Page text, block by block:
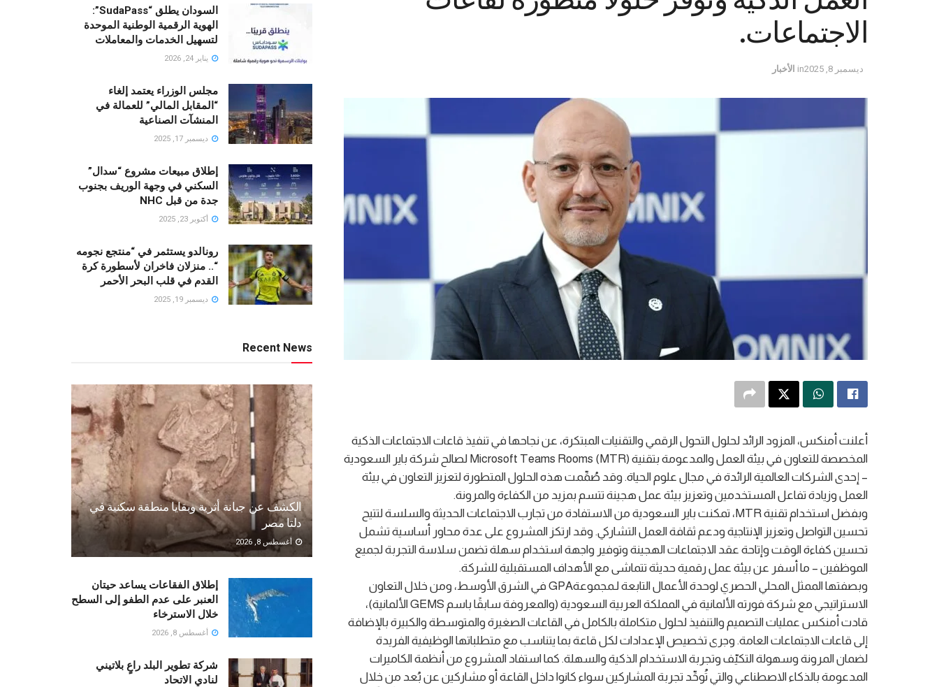
الاجتماعات.
ديسمبر 8, 2025 in الأخبار
أعلنت أمنكس، المزود الرائد لحلول التحول الرقمي والتقنيات المبتكرة، عن نجاحها في تنفيذ قاعات الاجتماعات الذكية
المخصصة للتعاون في بيئة العمل والمدعومة بتقنية Microsoft Teams Rooms (MTR) لصالح شركة باير السعودية
– إحدى الشركات العالمية الرائدة في مجال علوم الحياة. وقد صُمِّمت هذه الحلول المتطورة لتعزيز التعاون في بيئة
العمل وزيادة تفاعل المستخدمين وتعزيز بيئة عمل هجينة تتسم بمزيد من الكفاءة والمرونة.
وبفضل استخدام تقنية MTR، تمكنت باير السعودية من الاستفادة من تجارب الاجتماعات الحديثة والسلسة لتتيح
تحسين التواصل وتعزيز الإنتاجية ودعم ثقافة العمل التشاركي. وقد ارتكز المشروع على عدة محاور أساسية تشمل
تحسين كفاءة الوقت وإتاحة عقد الاجتماعات الهجينة وتوفير واجهة استخدام سهلة تضمن سلاسة التجربة لجميع
الموظفين – ما أسفر عن بيئة عمل رقمية حديثة تتماشى مع الأهداف المستقبلية للشركة.
وبصفتها الممثل المحلي الحصري لوحدة الأعمال التابعة لـمجموعةGPA في الشرق الأوسط، ومن خلال التعاون
الاستراتيجي مع شركة فورته الألمانية في المملكة العربية السعودية (والمعروفة سابقًا باسم GEMS الألمانية)،
قادت أمنكس عمليات التصميم والتنفيذ لحلول متكاملة بالكامل في القاعات الصغيرة والمتوسطة والكبيرة بالإضافة
إلى قاعات الاجتماعات العامة. وجرى تخصيص الإعدادات لكل قاعة بما يتناسب مع متطلباتها الوظيفية الفريدة
لضمان المرونة وسهولة التكيّف وتجربة الاستخدام الذكية والسهلة. كما استفاد المشروع من أنظمة الكاميرات
المدعومة بالذكاء الاصطناعي والتي تُوحِّد تجربة المشاركين سواء كانوا داخل القاعة أو مشاركين عن بُعد من خلال
السودان يطلق “SudaPass”:
الهوية الرقمية الوطنية الموحدة
لتسهيل الخدمات والمعاملات
يناير 24, 2026
مجلس الوزراء يعتمد إلغاء
“المقابل المالي” للعمالة في
المنشآت الصناعية
ديسمبر 17, 2025
إطلاق مبيعات مشروع “سدال”
السكني في وجهة الوريف بجنوب
جدة من قبل NHC
أكتوبر 23, 2025
رونالدو يستثمر في “منتجع نجومه
“.. منزلان فاخران لأسطورة كرة
القدم في قلب البحر الأحمر
ديسمبر 19, 2025
Recent News
الكشف عن جبانة أثرية وبقايا منطقة سكنية في
دلتا مصر
أغسطس 8, 2026
إطلاق الفقاعات يساعد حيتان
العنبر على عدم الطفو إلى السطح
خلال الاسترخاء
أغسطس 8, 2026
شركة تطوير البلد راعٍ بلاتيني
لنادي الاتحاد